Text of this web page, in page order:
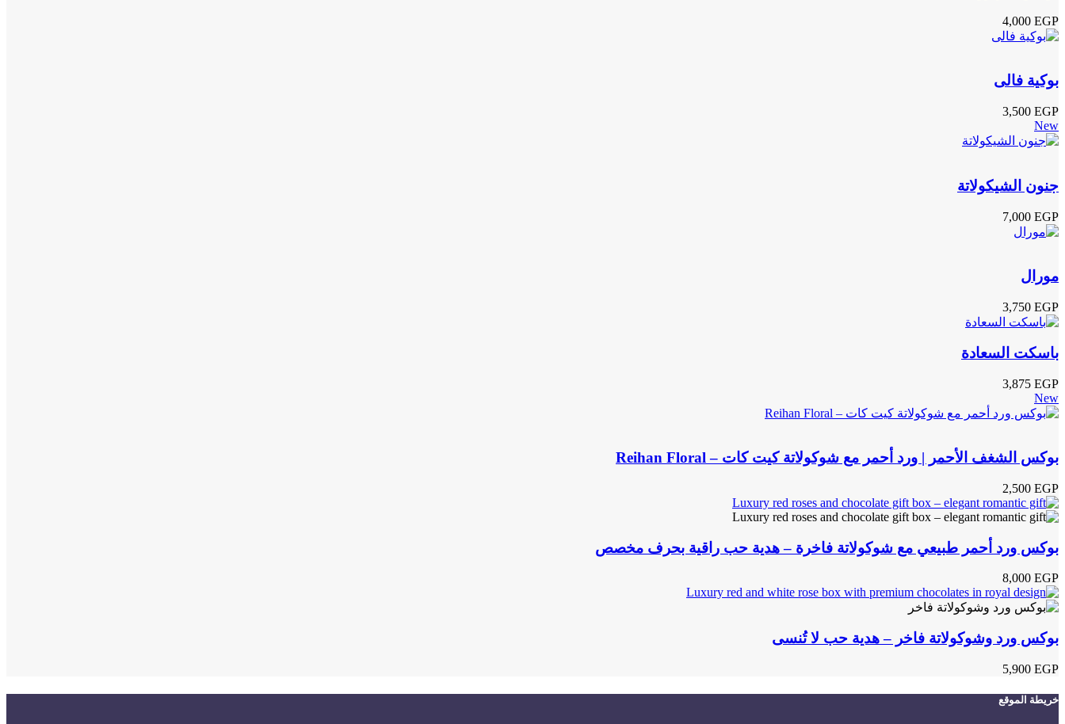
4,000 EGP
بوكية فالى
3,500 EGP
New
جنون الشيكولاتة
7,000 EGP
مورال
3,750 EGP
باسكت السعادة
3,875 EGP
New
بوكس الشغف الأحمر | ورد أحمر مع شوكولاتة كيت كات – Reihan Floral
2,500 EGP
بوكس ورد أحمر طبيعي مع شوكولاتة فاخرة – هدية حب راقية بحرف مخصص
8,000 EGP
بوكس ورد وشوكولاتة فاخر – هدية حب لا تُنسى
5,900 EGP
خريطة الموقع